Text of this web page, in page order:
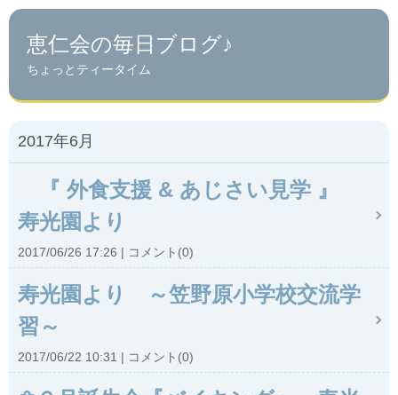
恵仁会の毎日ブログ♪
ちょっとティータイム
2017年6月
『 外食支援 & あじさい見学 』
寿光園より
2017/06/26 17:26 コメント(0)
寿光園より ～笠野原小学校交流学
習～
2017/06/22 10:31 コメント(0)